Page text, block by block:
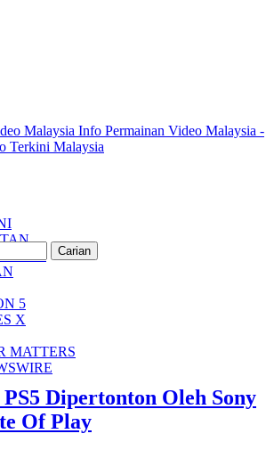
Info Permainan Video Malaysia -
Terkini Malaysia
5
X
MATTERS
Dipertonton Oleh Sony
Of Play